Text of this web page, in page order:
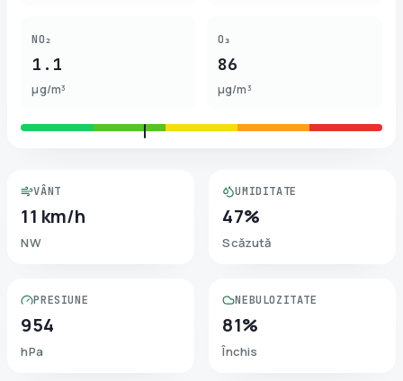
NO₂
1.1
µg/m³
O₃
86
µg/m³
VÂNT
11 km/h
NW
UMIDITATE
47%
Scăzută
PRESIUNE
954
hPa
NEBULOZITATE
81%
Închis